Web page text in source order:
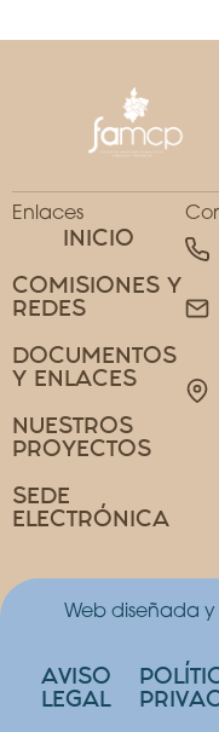
Enlaces
INICIO
COMISIONES Y
REDES
DOCUMENTOS
Y ENLACES
NUESTROS
PROYECTOS
SEDE
ELECTRÓNICA
Web diseñada
AVISO
LEGAL